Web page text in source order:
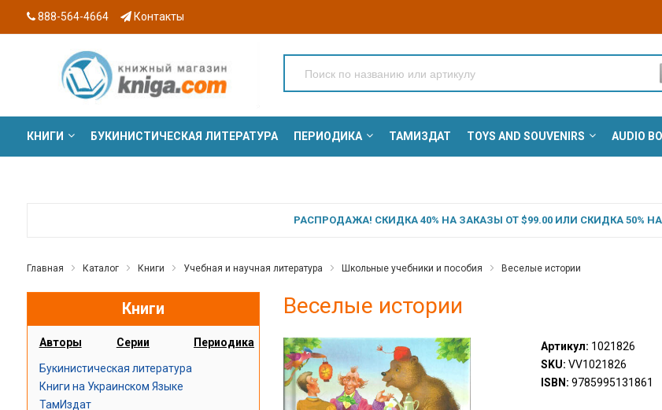
888-564-4664 Контакты
КНИГИ БУКИНИСТИЧЕСКАЯ ЛИТЕРАТУРА ПЕРИОДИКА ТАМИЗДАТ TOYS AND SOUVENIRS AUDIO
РАСПРОДАЖА! СКИДКА 40% НА ЗАКАЗЫ ОТ $99.00 ИЛИ СКИДКА 50%
Главная Каталог Книги Учебная и научная литература Школьные учебники и пособия Веселые истории
Книги
Авторы Серии Периодика
Букинистическая литература
Книги на Украинском Языке
ТамИздат
Веселые истории
Артикул: 1021826
SKU: VV1021826
ISBN: 9785995131861